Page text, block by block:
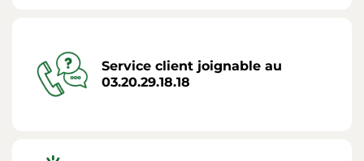
Service client joignable au
03.20.29.18.18